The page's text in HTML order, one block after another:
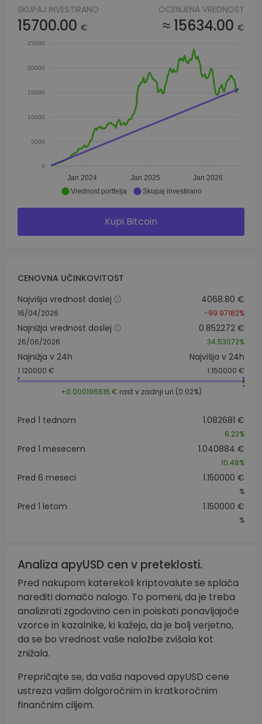
SKUPAJ INVESTIRANO
15700.00 €
OCENJENA VREDNOST
≈ 15634.00 €
25000
20000
15000
10000
5000
0
Jan 2024 Jan 2025 Jan 2026
Vrednost portfelja Skupaj investirano
Kupi Bitcoin
CENOVNA UČINKOVITOST
Najvišja vrednost doslej
16/04/2026
4068.80 €
-99.97182%
Najnižja vrednost doslej
26/06/2026
0.852272 €
34.53072%
Najnižja v 24h
1.120000 €
Najvišja v 24h
1.150000 €
+0.000196616 € rast v zadnji uri (0.02%)
Pred 1 tednom 1.082681 €
6.22%
Pred 1 mesecem 1.040884 €
10.48%
Pred 6 meseci 1.150000 €
%
Pred 1 letom 1.150000 €
%
Analiza apyUSD cen v preteklosti.
Pred nakupom katerekoli kriptovalute se splača
narediti domačo nalogo. To pomeni, da je treba
analizirati zgodovino cen in poiskati ponavljajoče
vzorce in kazalnike, ki kažejo, da je bolj verjetno,
da se bo vrednost vaše naložbe zvišala kot
znižala.
Prepričajte se, da vaša napoved apyUSD cene
ustreza vašim dolgoročnim in kratkoročnim
finančnim ciljem.